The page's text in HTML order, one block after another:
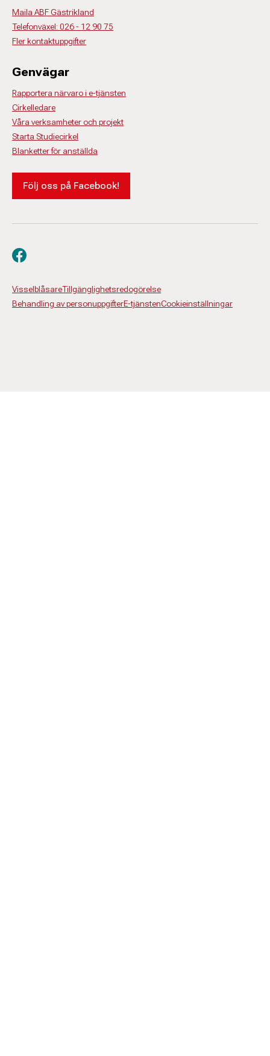
Maila ABF Gästrikland
Telefonväxel: 026 - 12 90 75
Fler kontaktuppgifter
Genvägar
Rapportera närvaro i e-tjänsten
Cirkelledare
Våra verksamheter och projekt
Starta Studiecirkel
Blanketter för anställda
Följ oss på Facebook!
VisselblåsareTillgänglighetsredogörelse
Behandling av personuppgifterE-tjänstenCookieinställningar
Besök oss på facebook